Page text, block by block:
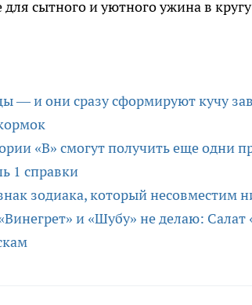
сытного и уютного ужина в
— и они сразу сформируют кучу
«В» смогут получить еще одни
1 справки
зодиака, который несовместим
и «Шубу» не делаю: